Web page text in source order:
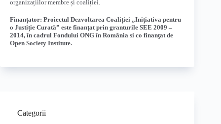
organizațiilor membre și coaliției.
Finanțator: Proiectul Dezvoltarea Coaliției „Inițiativa pentru
o Justiție Curată” este finanţat prin granturile SEE 2009 –
2014, în cadrul Fondului ONG în România si co finanţat de
Open Society Institute.
Categorii